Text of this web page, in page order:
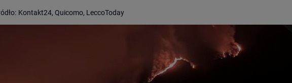
Kontakt24, Quicomo, LeccoToday